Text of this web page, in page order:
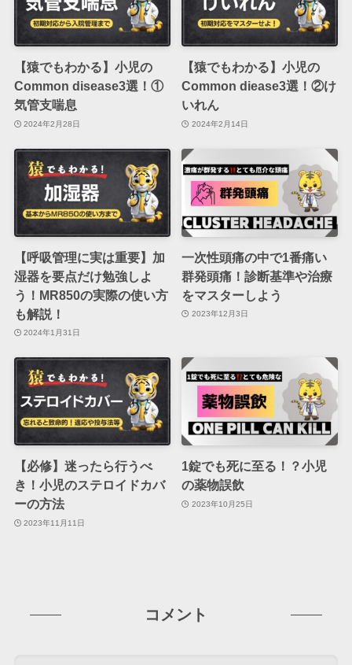
【猿でもわかる】小児の
Common disease3選！①
気管支喘息
2024年2月28日
【猿でもわかる】小児の
Common diease3選！②け
いれん
2024年2月14日
【呼吸管理に実は重要】加
湿器を要点だけ勉強しよ
う！MR850の実際の使い方
も解説！
2024年1月31日
一次性頭痛の中で1番痛い
群発頭痛！診断基準や治療
をマスターしよう
2023年12月3日
【必修】迷ったら行うべ
き！小児のステロイドカバ
ーの方法
2023年11月11日
1錠でも死に至る！？小児
の薬物誤飲
2023年10月25日
コメント